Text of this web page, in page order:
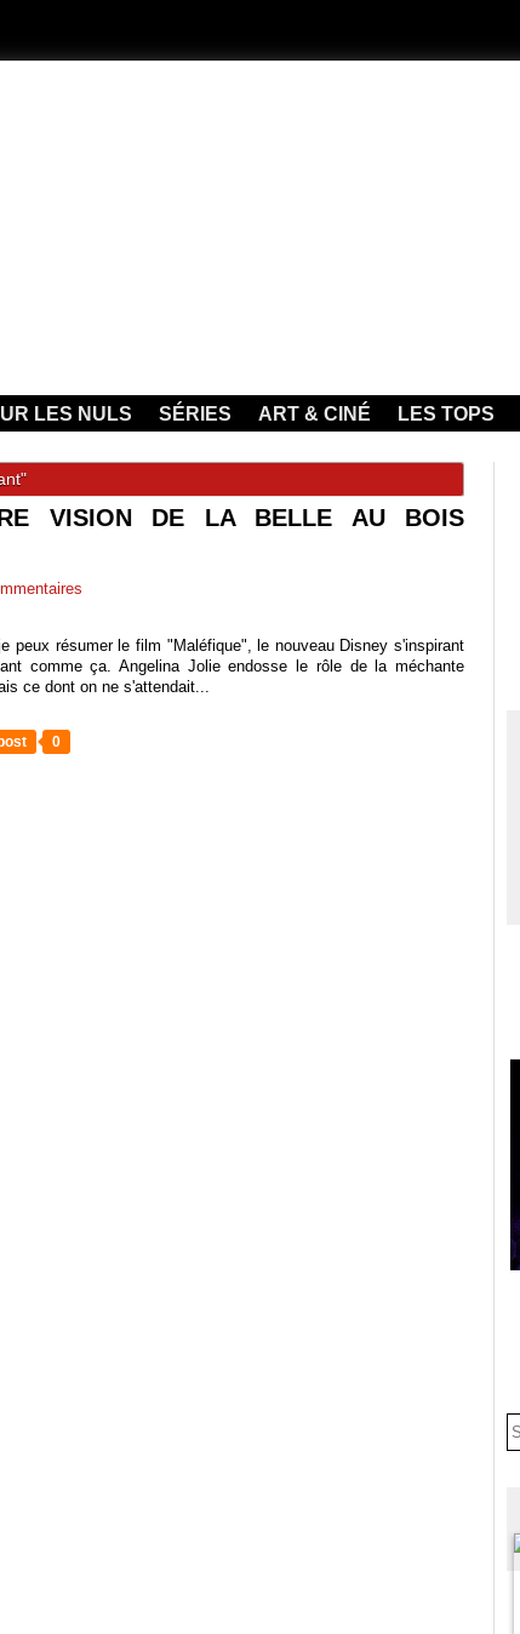
LES NULS SÉRIES ART & CINÉ LES TOPS
VISION DE LA BELLE AU BOIS
peux résumer le film "Maléfique", le nouveau Disney s'inspirant
comme ça. Angelina Jolie endosse le rôle de la méchante
ce dont on ne s'attendait...
0